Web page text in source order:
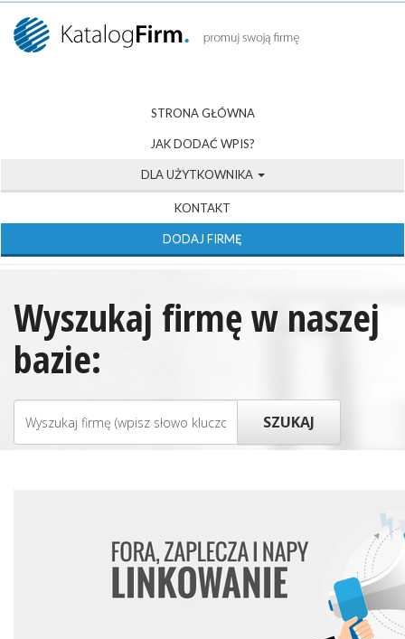
STRONA GŁÓWNA
JAK DODAĆ WPIS?
DLA UŻYTKOWNIKA
KONTAKT
DODAJ FIRMĘ
Wyszukaj firmę w naszej
bazie: